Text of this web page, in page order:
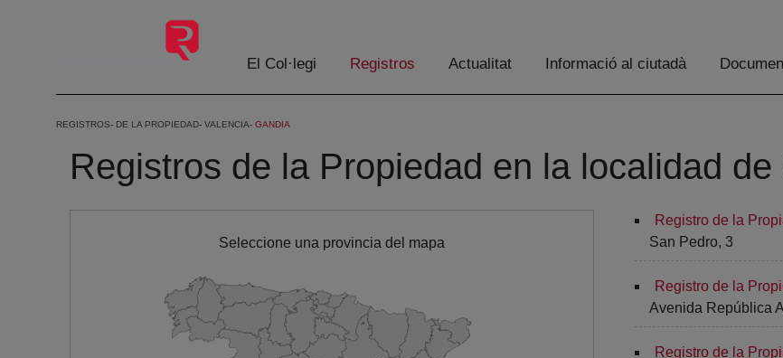
Salta al contingut principal
El Col·legi Registros Actualitat Informació al ciutadà
REGISTROS DE LA PROPIEDAD VALENCIA GANDIA
Registros de la Propiedad en la localidad de
Seleccione una provincia del mapa
Registro de la
San Pedro, 3
Registro de la
Avenida República
Registro de la